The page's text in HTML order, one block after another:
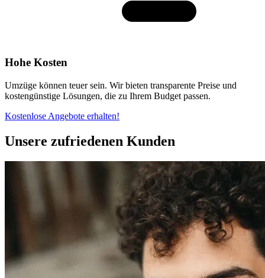
Hohe Kosten
Umzüge können teuer sein. Wir bieten transparente Preise und
kostengünstige Lösungen, die zu Ihrem Budget passen.
Kostenlose Angebote erhalten!
Unsere zufriedenen Kunden